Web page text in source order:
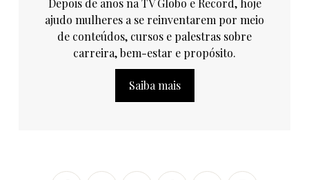
Depois de anos na TV Globo e Record, hoje
ajudo mulheres a se reinventarem por meio
de conteúdos, cursos e palestras sobre
carreira, bem-estar e propósito.
Saiba mais